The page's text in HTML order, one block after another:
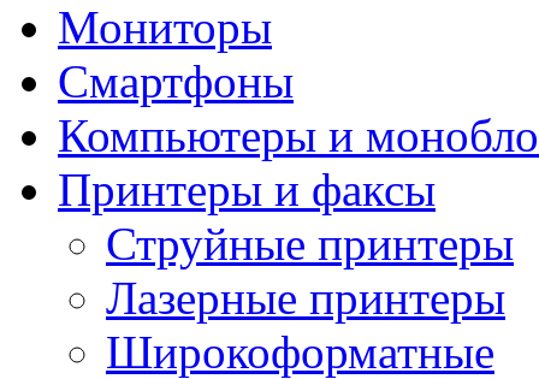
Мониторы
Смартфоны
Компьютеры и
Принтеры и факсы
Струйные принтеры
Лазерные принтеры
Широкоформатные